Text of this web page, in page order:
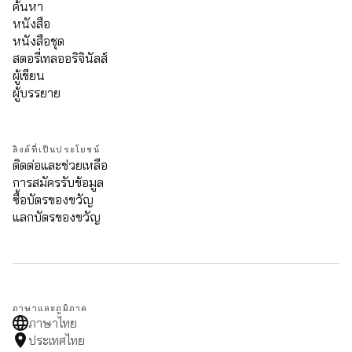
ค้นหา
หนังสือ
หนังสือชุด
สตอรี่เทลออริจินัลส์
ผู้เขียน
ผู้บรรยาย
ลิงค์ที่เป็นประโยชน์
ติดต่อและช่วยเหลือ
การสมัครรับข้อมูล
ซื้อบัตรของขวัญ
แลกบัตรของขวัญ
ภาษาและภูมิภาค
ภาษาไทย
ประเทศไทย